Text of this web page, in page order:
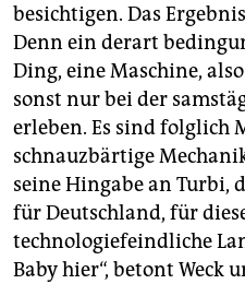
besichtigen. Das
Denn ein derart
Ding, eine Maschine,
sonst nur bei der
erleben. Es sind folglich
schnauzbärtige
seine Hingabe an Turbi,
für Deutschland, für
technologiefeindliche
Baby hier“, betont Weck